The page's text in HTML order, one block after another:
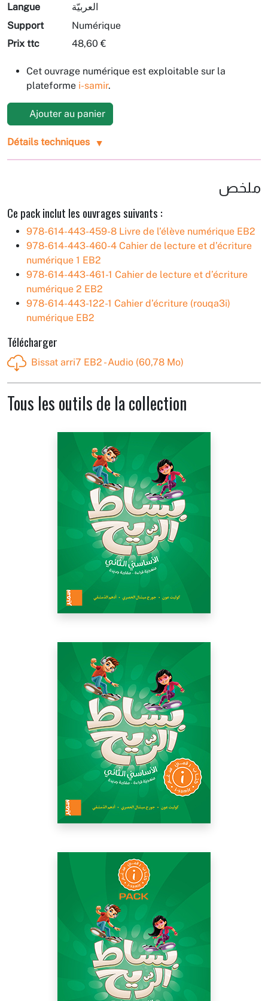
Langue
العربيّة
Support
Numérique
Prix ttc
48,60 €
Cet ouvrage numérique est exploitable sur la
plateforme i-samir.
Ajouter au panier
Détails techniques
ملخص
Ce pack inclut les ouvrages suivants :
978-614-443-459-8 Livre de l’élève numérique EB2
978-614-443-460-4 Cahier de lecture et d’écriture
numérique 1 EB2
978-614-443-461-1 Cahier de lecture et d’écriture
numérique 2 EB2
978-614-443-122-1 Cahier d’écriture (rouqa3i)
numérique EB2
Télécharger
Bissat arri7 EB2 - Audio (60,78 Mo)
Tous les outils de la collection